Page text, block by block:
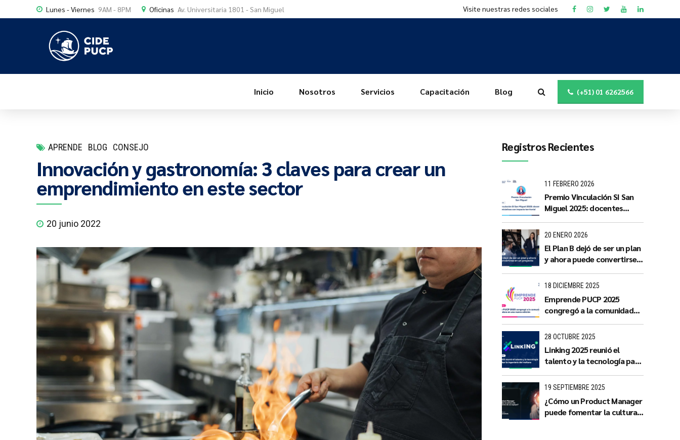
Lunes - Viernes 9AM - 8PM Oficinas Av. Universitaria 1801 - San Miguel Visite nuestras redes sociales
(+51) 01 6262566
Inicio Nosotros Servicios Capacitación Blog
APRENDE BLOG CONSEJO
Innovación y gastronomía: 3 claves para crear un
emprendimiento en este sector
20 junio 2022
Registros Recientes
11 FEBRERO 2026
Premio Vinculación SI San
Miguel 2025: docentes
con impacto territorial
20 ENERO 2026
El Plan B dejó de ser un plan
y ahora puede convertirse
18 DICIEMBRE 2025
Emprende PUCP 2025
congregó a la comunidad
nueva edición
28 OCTUBRE 2025
Linking 2025 reunió el
talento y la tecnología para
mañana
19 SEPTIEMBRE 2025
¿Cómo un Product Manager
puede fomentar la cultura